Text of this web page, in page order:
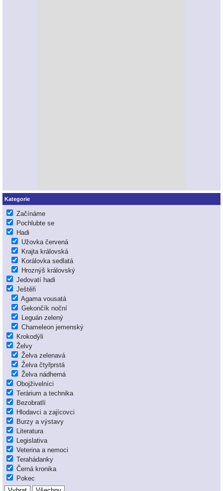
Kategorie
Začínáme
Pochlubte se
Hadi
Užovka červená
Krajta královská
Korálovka sedlatá
Hroznýš královský
Jedovatí hadi
Ještěři
Agama vousatá
Gekončík noční
Leguán zelený
Chameleon jemenský
Krokodýli
Želvy
Želva zelenavá
Želva čtyřprstá
Želva nádherná
Obojživelníci
Terárium a technika
Bezobratlí
Hlodavci a zajícovci
Burzy a výstavy
Literatura
Legislativa
Veterina a nemoci
Terahádanky
Černá kronika
Pokec